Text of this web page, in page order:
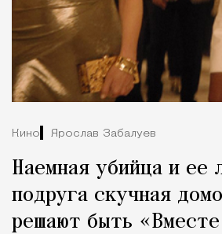
Кино Ярослав Забалуев
Наемная убийца и ее
подруга скучная
решают быть